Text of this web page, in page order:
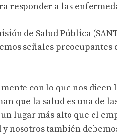
responder a las
de Salud Pública
señales
con lo que nos dicen
que la salud es una de
lugar más alto que el
nosotros también